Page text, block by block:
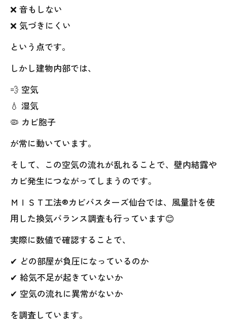
❌ 音もしない
❌ 気づきにくい
という点です。
しかし建物内部では、
💨 空気
💧 湿気
🦠 カビ胞子
が常に動いています。
そして、この空気の流れが乱れることで、壁内結露や
カビ発生につながってしまうのです。
ＭＩＳＴ工法®カビバスターズ仙台では、風量計を使
用した換気バランス調査も行っています😊
実際に数値で確認することで、
✔ どの部屋が負圧になっているのか
✔ 給気不足が起きていないか
✔ 空気の流れに異常がないか
を調査しています。